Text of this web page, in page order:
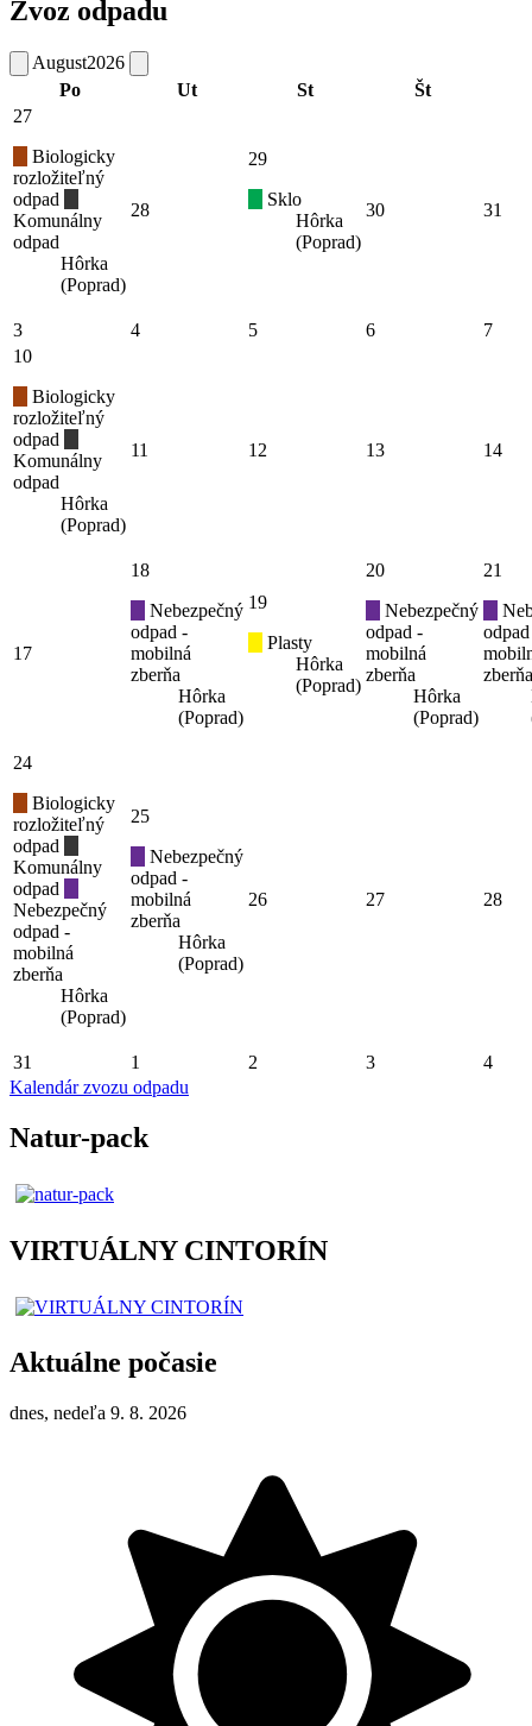
Zvoz odpadu
August2026
Po
Ut St Št
27
Biologicky
rozložiteľný
odpad
Komunálny
odpad
Hôrka
(Poprad)
28
29
Sklo
Hôrka
(Poprad)
30 31
3 4 5 6
7
10
Biologicky
rozložiteľný
odpad
Komunálny
odpad
Hôrka
(Poprad)
11 12 13 14
17
18
Nebezpečný
odpad -
mobilná
zberňa
Hôrka
(Poprad)
19
Plasty
Hôrka
(Poprad)
20
Nebezpečný
odpad -
mobilná
zberňa
Hôrka
(Poprad)
21
zberňa
24
Biologicky
rozložiteľný
odpad
Komunálny
odpad
Nebezpečný
odpad -
mobilná
zberňa
Hôrka
(Poprad)
25
Nebezpečný
odpad -
mobilná
zberňa
Hôrka
(Poprad)
26 27 28
31 1 2 3
4
Kalendár zvozu odpadu
Natur-pack
VIRTUÁLNY CINTORÍN
Aktuálne počasie
dnes, nedeľa 9. 8. 2026